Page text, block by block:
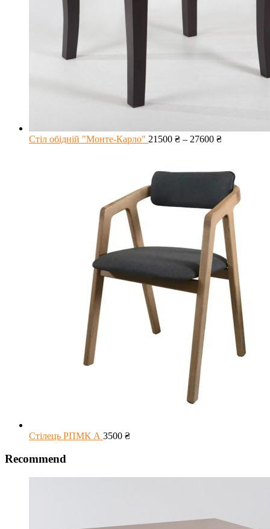
Стіл обідній "Монте-Карло" 21500 ₴ – 27600 ₴
Стілець РПМК А 3500 ₴
Recommend